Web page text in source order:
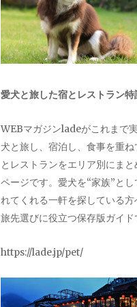
愛犬と旅した宿とレストラン特
WEBマガジンladeがこれまで
犬と旅し、宿泊し、食事を重
とレストランをエリア別にまと
ページです。愛犬を“家族”とし
れてくれる一軒を探している方
旅先選びに役立つ保存版ガイド
https://lade.jp/pet/